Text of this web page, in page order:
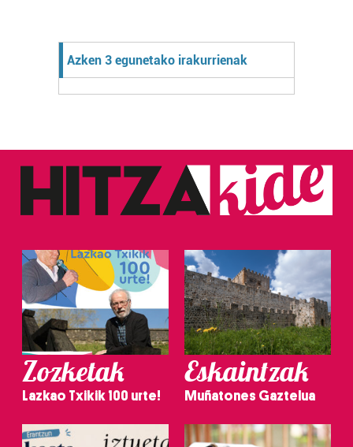
Azken 3 egunetako irakurrienak
Zozketak
Lazkao Txikik 100 urte!
Eskaintzak
Muñatones Gaztelua